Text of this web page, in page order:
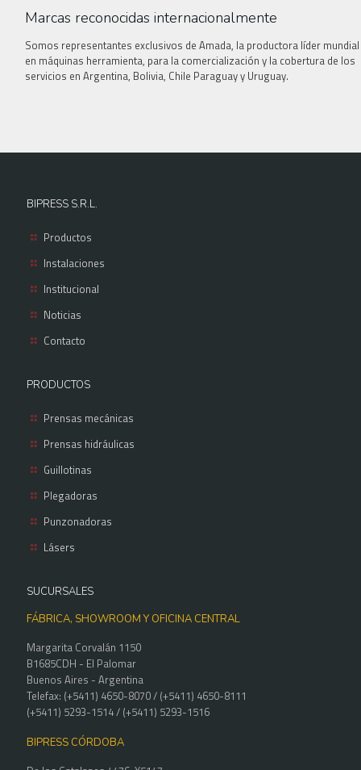
Marcas reconocidas internacionalmente
Somos representantes exclusivos de Amada, la productora líder mundial
en máquinas herramienta, para la comercialización y la cobertura de los
servicios en Argentina, Bolivia, Chile Paraguay y Uruguay.
BIPRESS S.R.L.
Productos
Instalaciones
Institucional
Noticias
Contacto
PRODUCTOS
Prensas mecánicas
Prensas hidráulicas
Guillotinas
Plegadoras
Punzonadoras
Lásers
SUCURSALES
FÁBRICA, SHOWROOM Y OFICINA CENTRAL
Margarita Corvalán 1150
B1685CDH - El Palomar
Buenos Aires - Argentina
Telefax: (+5411) 4650-8070 / (+5411) 4650-8111
(+5411) 5293-1514 / (+5411) 5293-1516
BIPRESS CÓRDOBA